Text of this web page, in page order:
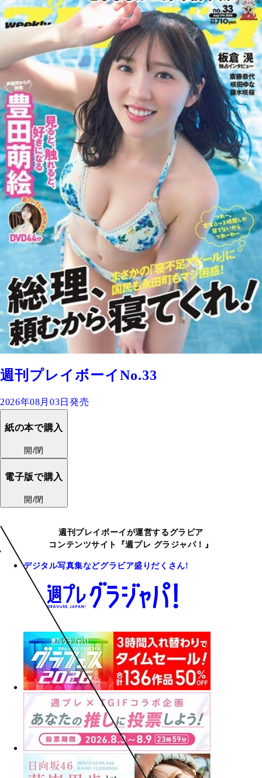
週刊プレイボーイNo.33
2026年08月03日発売
紙の本で購入
開/閉
電子版で購入
開/閉
週刊プレイボーイが運営するグラビア
コンテンツサイト『週プレ グラジャパ！』
デジタル写真集などグラビア盛りだくさん!